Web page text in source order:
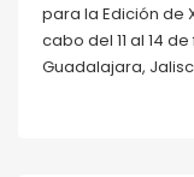
para la Edición de
cabo del 11 al 14
Guadalajara,